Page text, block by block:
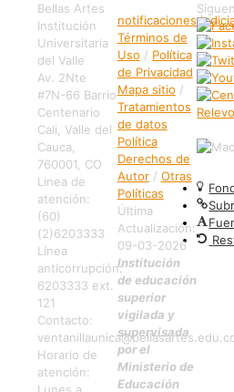
Bellas Artes
Institución
Universitaria
del Valle
Av. 2Nte
#7N-66 Barrio
Centenario
Cali, Valle del
Cauca,
760001, CO
Linea de
atención:
(60)
(2)6203333
Línea
anticorrupción:
6203333 ext.
121
Contacto:
Horario de
atención:
Términos de
Uso / Política
de Privacidad
Mapa sitio /
Tratamientos
de datos
Política
Derechos de
Autor/ Otras
Políticas
Última
Actualización:
09-03-2026
Institución
de educación
superior
vigilada y
supervisada
por el
Ministerio de
Educación